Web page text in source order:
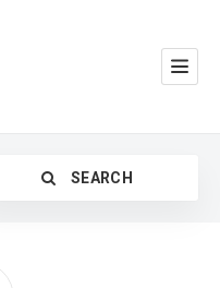
SEARCH